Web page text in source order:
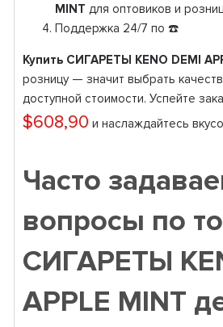
MINT для оптовиков и
Поддержка 24/7 по ☎️
Купить СИГАРЕТЫ KENO DEMI
розницу — значит выбрать
доступной стоимости. Успейте
$608,90 и наслаждайтесь
Часто
вопросы по
СИГАРЕТЫ
APPLE MINT